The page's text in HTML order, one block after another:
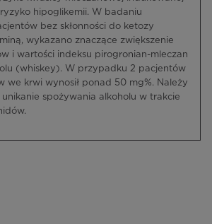
hipoglikemii. W badaniu
bez skłonności do ketozy
wykazano znaczące zwiększenie
i wartości indeksu pirogronian-mleczan
(whiskey). W przypadku 2 pacjentów
we krwi wynosił ponad 50 mg%. Należy
spożywania alkoholu w trakcie